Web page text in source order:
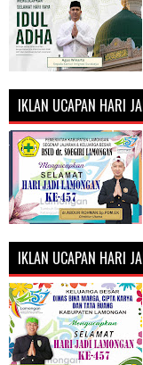
IKLAN UCAPAN HARI
IKLAN UCAPAN HARI